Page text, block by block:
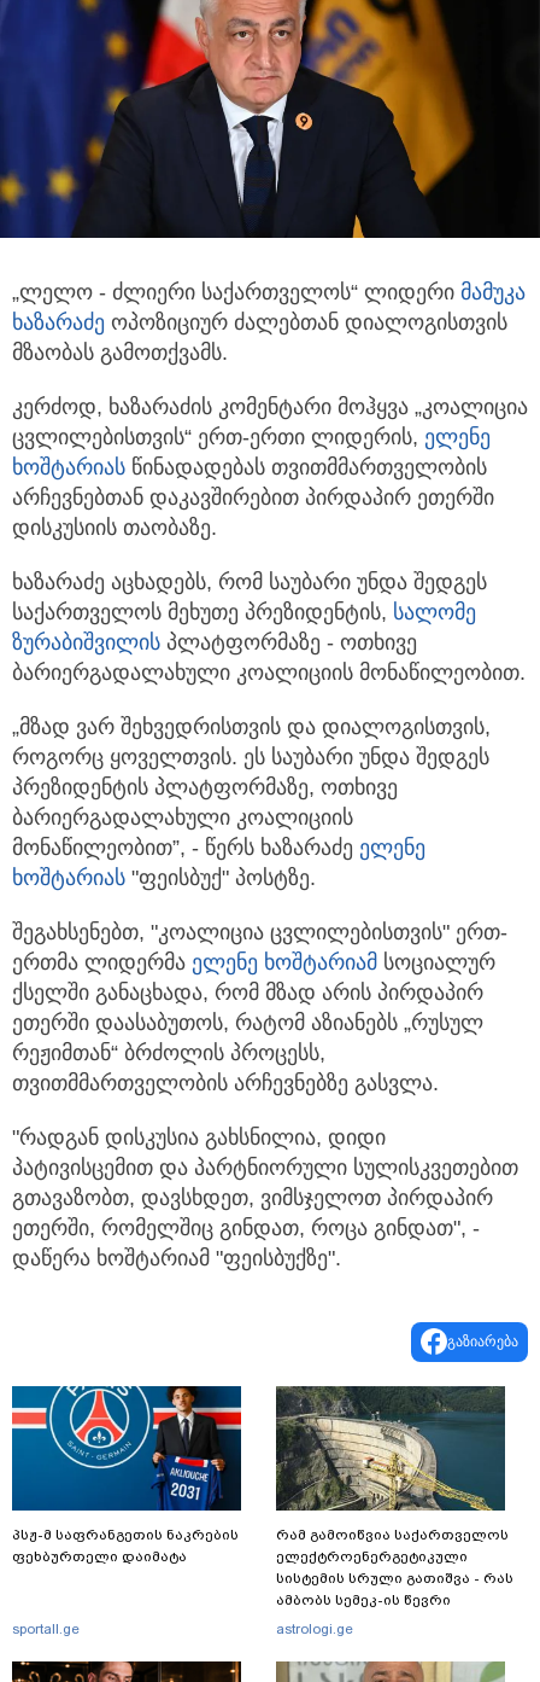
„ლელო - ძლიერი საქართველოს“ ლიდერი მამუკა
ხაზარაძე ოპოზიციურ ძალებთან დიალოგისთვის
მზაობას გამოთქვამს.
კერძოდ, ხაზარაძის კომენტარი მოჰყვა „კოალიცია
ცვლილებისთვის“ ერთ-ერთი ლიდერის, ელენე
ხოშტარიას წინადადებას თვითმმართველობის
არჩევნებთან დაკავშირებით პირდაპირ ეთერში
დისკუსიის თაობაზე.
ხაზარაძე აცხადებს, რომ საუბარი უნდა შედგეს
საქართველოს მეხუთე პრეზიდენტის, სალომე
ზურაბიშვილის პლატფორმაზე - ოთხივე
ბარიერგადალახული კოალიციის მონაწილეობით.
„მზად ვარ შეხვედრისთვის და დიალოგისთვის,
როგორც ყოველთვის. ეს საუბარი უნდა შედგეს
პრეზიდენტის პლატფორმაზე, ოთხივე
ბარიერგადალახული კოალიციის
მონაწილეობით”, - წერს ხაზარაძე ელენე
ხოშტარიას "ფეისბუქ" პოსტზე.
შეგახსენებთ, "კოალიცია ცვლილებისთვის" ერთ-
ერთმა ლიდერმა ელენე ხოშტარიამ სოციალურ
ქსელში განაცხადა, რომ მზად არის პირდაპირ
ეთერში დაასაბუთოს, რატომ აზიანებს „რუსულ
რეჟიმთან“ ბრძოლის პროცესს,
თვითმმართველობის არჩევნებზე გასვლა.
"რადგან დისკუსია გახსნილია, დიდი
პატივისცემით და პარტნიორული სულისკვეთებით
გთავაზობთ, დავსხდეთ, ვიმსჯელოთ პირდაპირ
ეთერში, რომელშიც გინდათ, როცა გინდათ", -
დაწერა ხოშტარიამ "ფეისბუქზე".
გაზიარება
პსჟ-მ საფრანგეთის ნაკრების
ფეხბურთელი დაიმატა
sportall.ge
რამ გამოიწვია საქართველოს
ელექტროენერგეტიკული
სისტემის სრული გათიშვა - რას
ამბობს სემეკ-ის წევრი
astrologi.ge